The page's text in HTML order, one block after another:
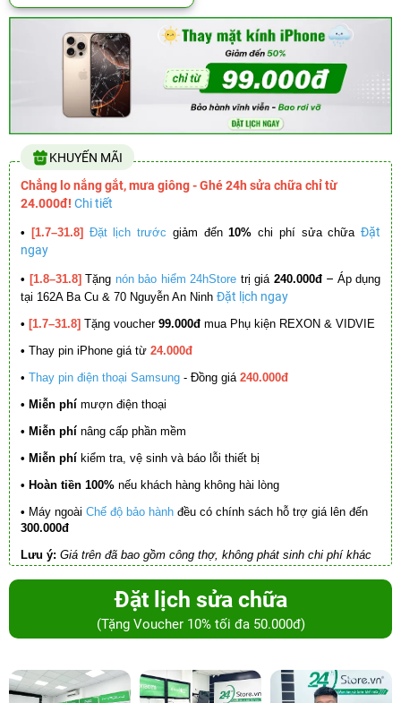
KHUYẾN MÃI
Chẳng lo nắng gắt, mưa giông - Ghé 24h sửa chữa chỉ từ
24.000đ! Chi tiết
• [1.7–31.8] Đặt lịch trước giảm đến10% chi phí sửa chữa Đặt
ngay
• [1.8–31.8] Tặng nón bảo hiểm 24hStore trị giá 240.000đ – Áp dụng
tại 162A Ba Cu & 70 Nguyễn An Ninh Đặt lịch ngay
• [1.7–31.8] Tặng voucher 99.000đ mua Phụ kiện REXON & VIDVIE
• Thay pin iPhone giá từ 24.000đ
• Thay pin điện thoại Samsung - Đồng giá 240.000đ
• Miễn phí mượn điện thoại
• Miễn phí nâng cấp phần mềm
• Miễn phí kiểm tra, vệ sinh và báo lỗi thiết bị
• Hoàn tiền 100% nếu khách hàng không hài lòng
• Máy ngoài Chế độ bảo hành đều có chính sách hỗ trợ giá lên đến
300.000đ
Lưu ý: Giá trên đã bao gồm công thợ, không phát sinh chi phí khác
Đặt lịch sửa chữa
(Tặng Voucher 10% tối đa 50.000đ)